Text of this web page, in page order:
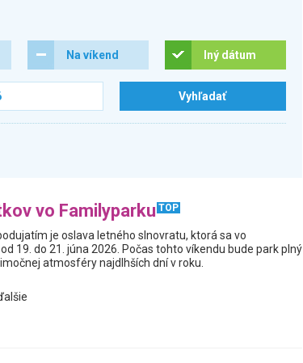
Na víkend Iný dátum
vo Familyparku TOP
je oslava letného slnovratu, ktorá sa vo
19. do 21. júna 2026. Počas tohto víkendu bude park plný
atmosféry najdlhších dní v roku.